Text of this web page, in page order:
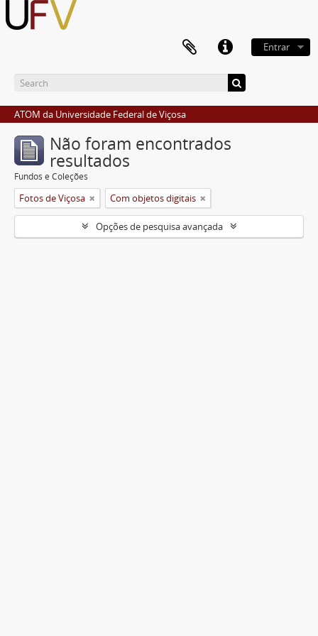
Entrar
ATOM da Universidade Federal de Viçosa
Não foram encontrados
resultados
Fundos e Coleções
Fotos de Viçosa Com objetos digitais
Opções de pesquisa avançada